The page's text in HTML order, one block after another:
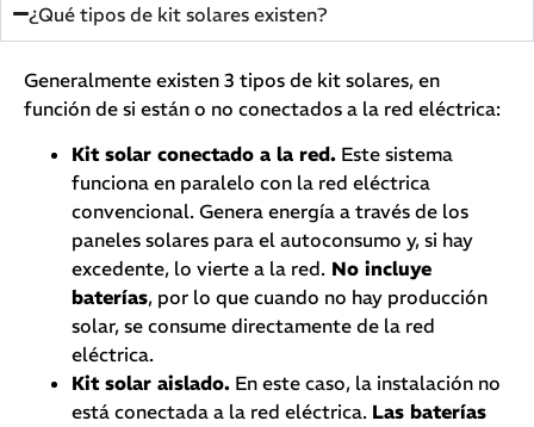
¿Qué tipos de kit solares existen?
Generalmente existen 3 tipos de kit solares, en
función de si están o no conectados a la red eléctrica:
Kit solar conectado a la red. Este sistema
funciona en paralelo con la red eléctrica
convencional. Genera energía a través de los
paneles solares para el autoconsumo y, si hay
excedente, lo vierte a la red. No incluye
baterías, por lo que cuando no hay producción
solar, se consume directamente de la red
eléctrica.
Kit solar aislado. En este caso, la instalación no
está conectada a la red eléctrica. Las baterías